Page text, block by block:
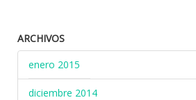
ARCHIVOS
enero 2015
diciembre 2014